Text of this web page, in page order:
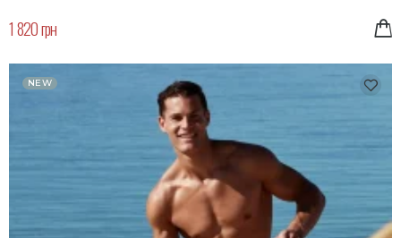
1 820 грн
NEW